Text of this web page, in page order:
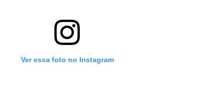
Ver essa foto no Instagram